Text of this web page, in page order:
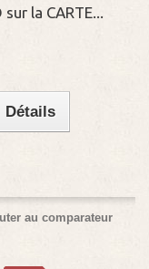
sur la CARTE...
Détails
au comparateur